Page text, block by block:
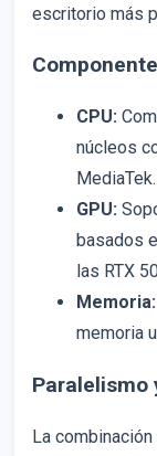
escritorio más
CPU:
núcleos
MediaTek.
GPU:
basados
las RTX
Memoria:
memoria
Paralelismo
La